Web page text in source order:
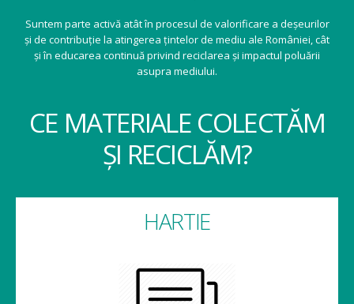
Suntem parte activă atât în procesul de valorificare a deșeurilor
și de contribuție la atingerea țintelor de mediu ale României, cât
și în educarea continuă privind reciclarea și impactul poluării
asupra mediului.
CE MATERIALE COLECTĂM
ȘI RECICLĂM?
HARTIE